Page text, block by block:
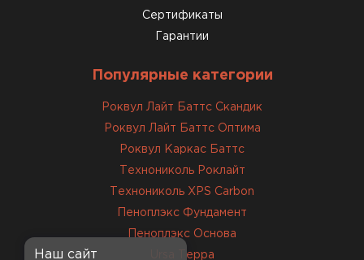
Сертификаты
Гарантии
Популярные категории
Роквул Лайт Баттс Скандик
Роквул Лайт Баттс Оптима
Роквул Каркас Баттс
Технониколь Роклайт
Технониколь XPS Carbon
Пеноплэкс Фундамент
Пеноплэкс Основа
Ursa Терра
Наш сайт